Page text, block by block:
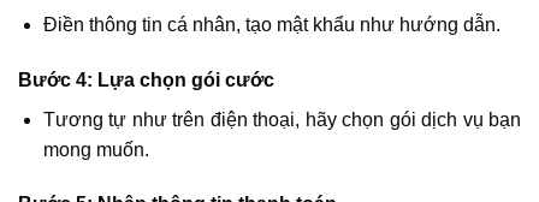
Điền thông tin cá nhân, tạo mật khẩu như hướng dẫn.
Bước 4: Lựa chọn gói cước
Tương tự như trên điện thoại, hãy chọn gói dịch vụ bạn
mong muốn.